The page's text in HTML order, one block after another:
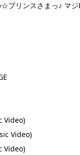
リンスさまっ♪ マジ
Video)
Video)
Video)